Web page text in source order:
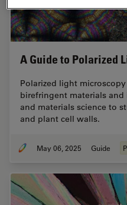
A Guide to Polarized
Polarized light
birefringent materials
and materials science to
and plant cell walls.
May 06, 2025 Guide